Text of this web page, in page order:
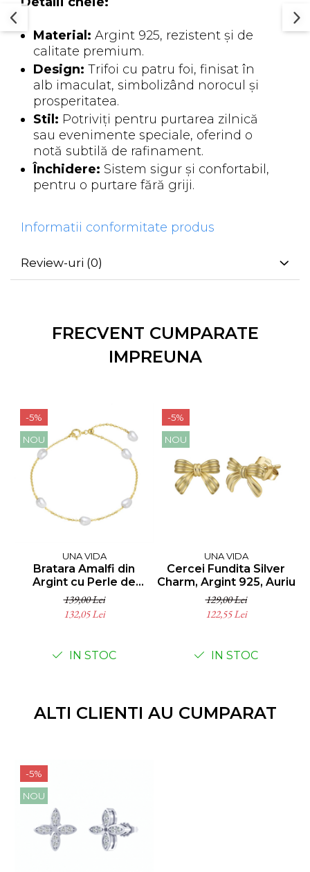
Material: Argint 925, rezistent și de
calitate premium.
Design: Trifoi cu patru foi, finisat în
alb imaculat, simbolizând norocul și
prosperitatea.
Stil: Potriviți pentru purtarea zilnică
sau evenimente speciale, oferind o
notă subtilă de rafinament.
Închidere: Sistem sigur și confortabil,
pentru o purtare fără griji.
Informatii conformitate produs
Review-uri (0)
FRECVENT CUMPARATE
IMPREUNA
-5%
NOU
UNA VIDA
Bratara Amalfi din
Argint cu Perle de
Cultura, Auriu
139,00 Lei
132,05 Lei
IN STOC
-5%
NOU
UNA VIDA
Cercei Fundita Silver
Charm, Argint 925, Auriu
129,00 Lei
122,55 Lei
IN STOC
ALTI CLIENTI AU CUMPARAT
-5%
NOU